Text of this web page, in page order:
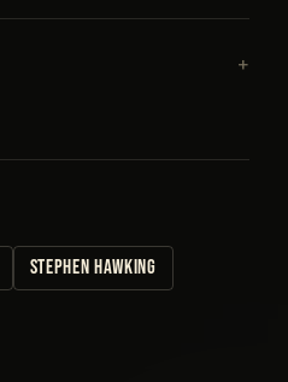
STEPHEN HAWKING